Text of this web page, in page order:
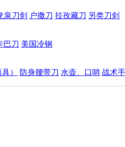
泉刀剑 户撒刀 拉孜藏刀 另类刀剑
巴刀 美国冷钢
） 防身腰带刀 水壶、口哨 战术